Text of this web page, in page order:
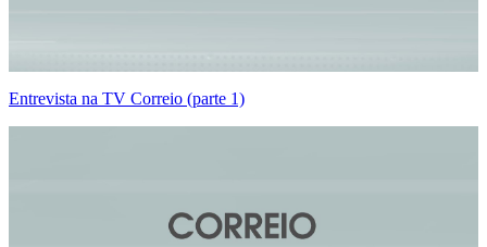
Entrevista na TV Correio (parte 1)